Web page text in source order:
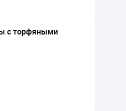
с торфяными